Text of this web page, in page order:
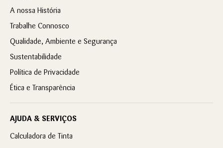
A nossa História
Trabalhe Connosco
Qualidade, Ambiente e Segurança
Sustentabilidade
Política de Privacidade
Ética e Transparência
AJUDA & SERVIÇOS
Calculadora de Tinta